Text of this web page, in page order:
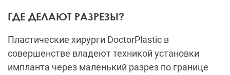
ГДЕ ДЕЛАЮТ РАЗРЕЗЫ?
Пластические хирурги DoctorPlastic в
совершенстве владеют техникой установки
импланта через маленький разрез по границе